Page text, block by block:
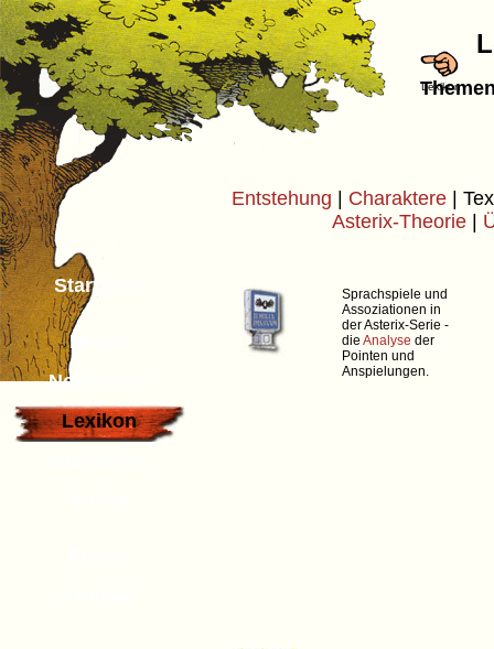
Lexikon
Startseite
Neues
Newsletter
Lexikon
Entstehung Charaktere |
Asterix-Theorie
Sprachspiele und
Assoziationen in
der Asterix-Serie -
die Analyse der
Pointen und
Anspielungen.